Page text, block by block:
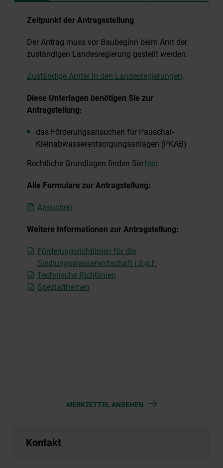
Zeitpunkt der Antragsstellung
Der Antrag muss vor Baubeginn beim Amt der
zuständigen Landesregierung gestellt werden.
Zuständige Ämter in den Landesregierungen.
Diese Unterlagen benötigen Sie zur
Antragstellung:
das Förderungsansuchen für Pauschal-
Kleinabwasserentsorgungsanlagen (PKAB)
Rechtliche Grundlagen finden Sie hier.
Alle Formulare zur Antragstellung:
Ansuchen
Weitere Informationen zur Antragstellung:
Förderungsrichtlinien für die
Siedlungswasserwirtschaft i.d.g.F.
Technische Richtlinien
Spezialthemen
MERKZETTEL ANSEHEN
Kontakt